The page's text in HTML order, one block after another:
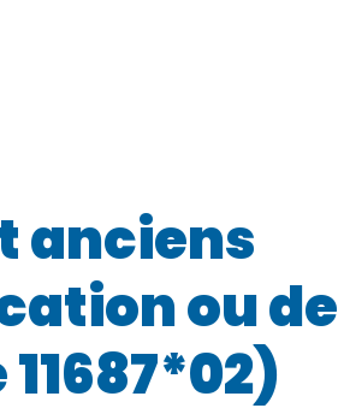
anciens
ou de